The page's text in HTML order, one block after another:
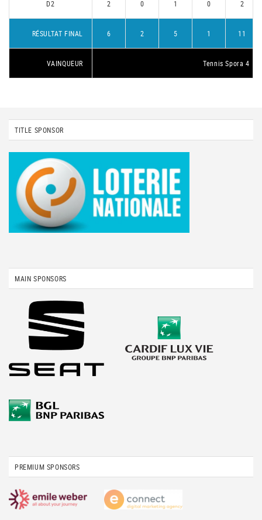
D2 2 0 1 0 2
RÉSULTAT FINAL 6 2 5 1 11
VAINQUEUR Tennis Spora 4
TITLE SPONSOR
MAIN SPONSORS
PREMIUM SPONSORS